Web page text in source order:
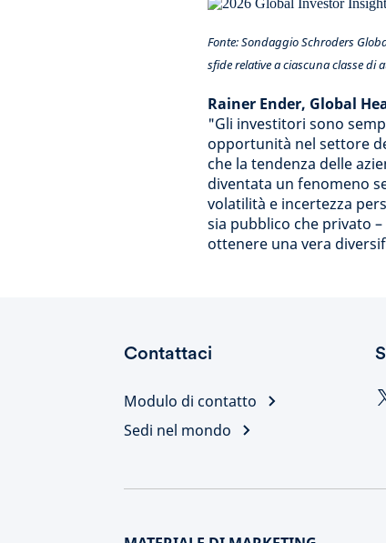
Fonte: Sondaggio Schroders
sfide relative a ciascuna classe di
Rainer Ender, Global
"Gli investitori sono
opportunità nel settore
che la tendenza delle
diventata un fenomeno
volatilità e incertezza
sia pubblico che privato
ottenere una vera
Contattaci
Modulo di contatto
Sedi nel mondo